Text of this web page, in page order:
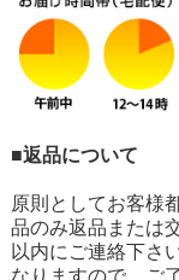
■返品について
原則としてお客様
品のみ返品または
以内にご連絡下さ
なりますので、ご